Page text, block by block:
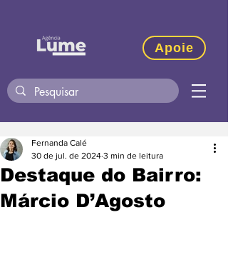
Apoie
Destaque do Bairro:
Márcio D’Agosto
Fernanda Calé
30 de jul. de 2024 3 min de leitura